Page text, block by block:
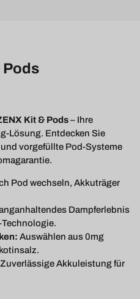
Pods
Kit & Pods– Ihre
Lösung. Entdecken Sie
vorgefüllte Pod-Systeme
Pod wechseln, Akkuträger
Dampferlebnis
Auswählen aus 0mg
Zuverlässige Akkuleistung für